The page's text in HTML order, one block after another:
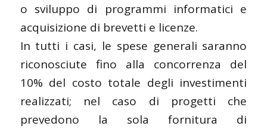
o sviluppo di programmi informatici e
acquisizione di brevetti e licenze.
In tutti i casi, le spese generali saranno
riconosciute fino alla concorrenza del
10% del costo totale degli investimenti
realizzati; nel caso di progetti che
prevedono la sola fornitura di